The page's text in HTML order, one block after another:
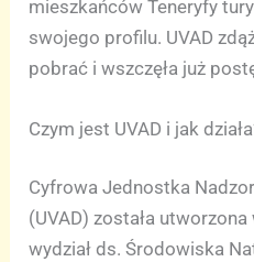
mieszkańców Teneryfy
swojego profilu. UVAD
pobrać i wszczęła już
Czym jest UVAD i jak
Cyfrowa Jednostka
(UVAD) została
wydział ds. Środowiska